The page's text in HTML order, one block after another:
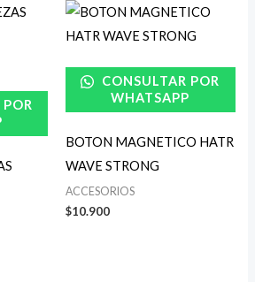
CONSULTAR POR
WHATSAPP
BOTON MAGNETICO HATR
WAVE STRONG
ACCESORIOS
$10.900